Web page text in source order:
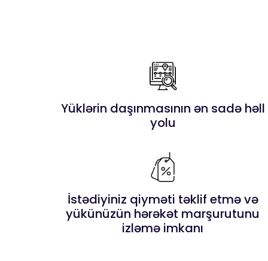
Yüklərin daşınmasının ən sadə həll
yolu
İstədiyiniz qiyməti təklif etmə və
yükünüzün hərəkət marşurutunu
izləmə imkanı